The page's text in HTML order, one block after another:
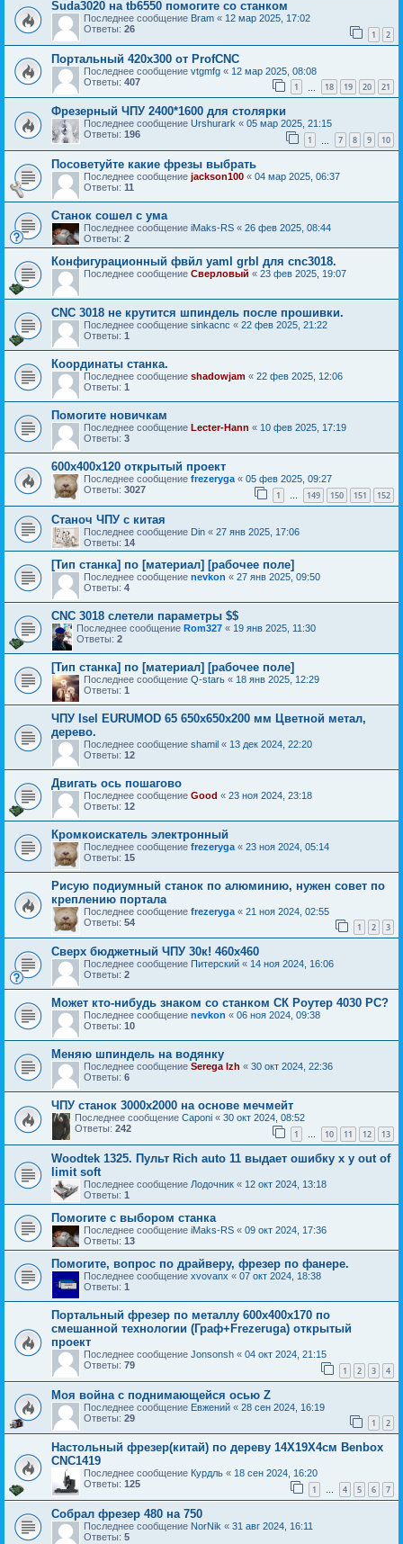
Suda3020 на tb6550 помогите со станком
Последнее сообщение Bram « 12 мар 2025, 17:02
Ответы: 26 1 2
Портальный 420x300 от ProfCNC
Последнее сообщение vtgmfg « 12 мар 2025, 08:08
Ответы: 407 1 18 19 20 21
Фрезерный ЧПУ 2400*1600 для столярки
Последнее сообщение Urshurark « 05 мар 2025, 21:15
Ответы: 196 1 7 8 9 10
Посоветуйте какие фрезы выбрать
Последнее сообщение jackson100 « 04 мар 2025, 06:37
Ответы: 11
Станок сошел с ума
Последнее сообщение iMaks-RS « 26 фев 2025, 08:44
Ответы: 2
Конфигурационный фвйл yaml grbl для cnc3018.
Последнее сообщение Сверловый « 23 фев 2025, 19:07
CNC 3018 не крутится шпиндель после прошивки.
Последнее сообщение sinkacnc « 22 фев 2025, 21:22
Ответы: 1
Координаты станка.
Последнее сообщение shadowjam « 22 фев 2025, 12:06
Ответы: 1
Помогите новичкам
Последнее сообщение Lecter-Hann « 10 фев 2025, 17:19
Ответы: 3
600х400х120 открытый проект
Последнее сообщение frezeryga « 05 фев 2025, 09:27
Ответы: 3027 1 … 149 150 151 152
Станоч ЧПУ с китая
Последнее сообщение Din « 27 янв 2025, 17:06
Ответы: 14
[Тип станка] по [материал] [рабочее поле]
Последнее сообщение nevkon « 27 янв 2025, 09:50
Ответы: 4
CNC 3018 слетели параметры $$
Последнее сообщение Rom327 « 19 янв 2025, 11:30
Ответы: 2
[Тип станка] по [материал] [рабочее поле]
Последнее сообщение Q-starь « 18 янв 2025, 12:29
Ответы: 1
ЧПУ Isel EURUMOD 65 650х650х200 мм Цветной метал,
дерево.
Последнее сообщение shamil « 13 дек 2024, 22:20
Ответы: 12
Двигать ось пошагово
Последнее сообщение Good « 23 ноя 2024, 23:18
Ответы: 12
Кромкоискатель электронный
Последнее сообщение frezeryga « 23 ноя 2024, 05:14
Ответы: 15
Рисую подиумный станок по алюминию, нужен совет по
креплению портала
Последнее сообщение frezeryga « 21 ноя 2024, 02:55
Ответы: 54 1 2 3
Сверх бюджетный ЧПУ 30к! 460х460
Последнее сообщение Питерский « 14 ноя 2024, 16:06
Ответы: 2
Может кто-нибудь знаком со станком СК Роутер 4030 РС?
Последнее сообщение nevkon « 06 ноя 2024, 09:38
Ответы: 10
Меняю шпиндель на водянку
Последнее сообщение Serega Izh « 30 окт 2024, 22:36
Ответы: 6
ЧПУ станок 3000х2000 на основе мечмейт
Последнее сообщение Caponi « 30 окт 2024, 08:52
Ответы: 242 1 … 10 11 12 13
Woodtek 1325. Пульт Rich auto 11 выдает ошибку x y out of
limit soft
Последнее сообщение Лодочник « 12 окт 2024, 13:18
Ответы: 1
Помогите с выбором станка
Последнее сообщение iMaks-RS « 09 окт 2024, 17:36
Ответы: 13
Помогите, вопрос по драйверу, фрезер по фанере.
Последнее сообщение xvovanx « 07 окт 2024, 18:38
Ответы: 1
Портальный фрезер по металлу 600х400х170 по
смешанной технологии (Граф+Frezeruga) открытый
проект
Последнее сообщение Jonsonsh « 04 окт 2024, 21:15
Ответы: 79 1 2 3 4
Моя война с поднимающейся осью Z
Последнее сообщение Евжений « 28 сен 2024, 16:19
Ответы: 29 1 2
Настольный фрезер(китай) по дереву 14Х19Х4cм Benbox
CNC1419
Последнее сообщение Курдль « 18 сен 2024, 16:20
Ответы: 125 1 … 4 5 6 7
Собрал фрезер 480 на 750
Последнее сообщение NorNik « 31 авг 2024, 16:11
Ответы: 5